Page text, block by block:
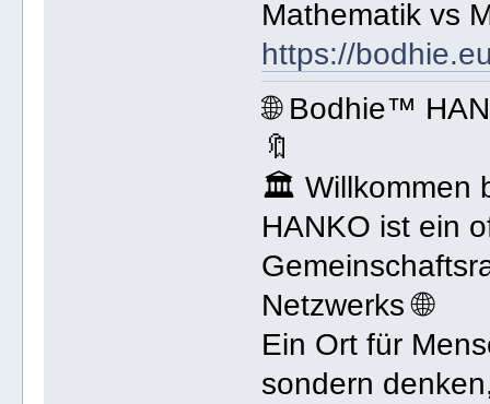
Mathematik vs
https://
🌐 Bodhie™
🔖
🏛 Willkommen
HANKO ist ein
Netzwerks 🌐
Ein Ort für
sondern